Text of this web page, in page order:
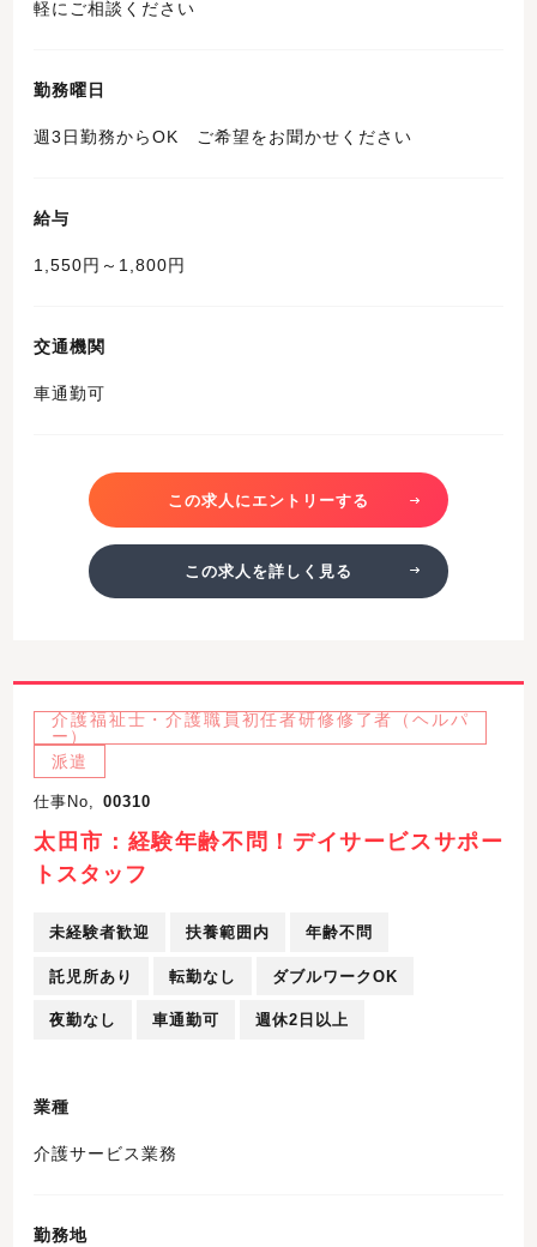
軽にご相談ください
勤務曜日
週3日勤務からOK ご希望をお聞かせください
給与
1,550円～1,800円
交通機関
車通勤可
この求人にエントリーする
この求人を詳しく見る
介護福祉士・介護職員初任者研修修了者（ヘルパ
ー）
派遣
仕事No, 00310
太田市：経験年齢不問！デイサービスサポー
トスタッフ
未経験者歓迎 扶養範囲内 年齢不問
託児所あり 転勤なし ダブルワークOK
夜勤なし 車通勤可 週休2日以上
業種
介護サービス業務
勤務地